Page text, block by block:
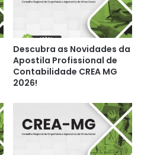
Descubra as Novidades da
Apostila Profissional de
Contabilidade CREA MG
2026!